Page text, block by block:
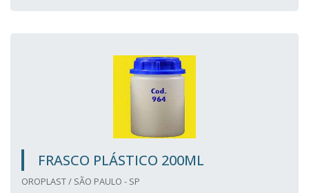
FRASCO PLÁSTICO 200ML
OROPLAST / SÃO PAULO - SP